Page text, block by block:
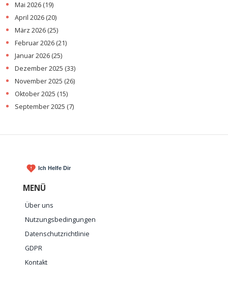
Mai 2026 (19)
April 2026 (20)
März 2026 (25)
Februar 2026 (21)
Januar 2026 (25)
Dezember 2025 (33)
November 2025 (26)
Oktober 2025 (15)
September 2025 (7)
MENÜ
Über uns
Nutzungsbedingungen
Datenschutzrichtlinie
GDPR
Kontakt